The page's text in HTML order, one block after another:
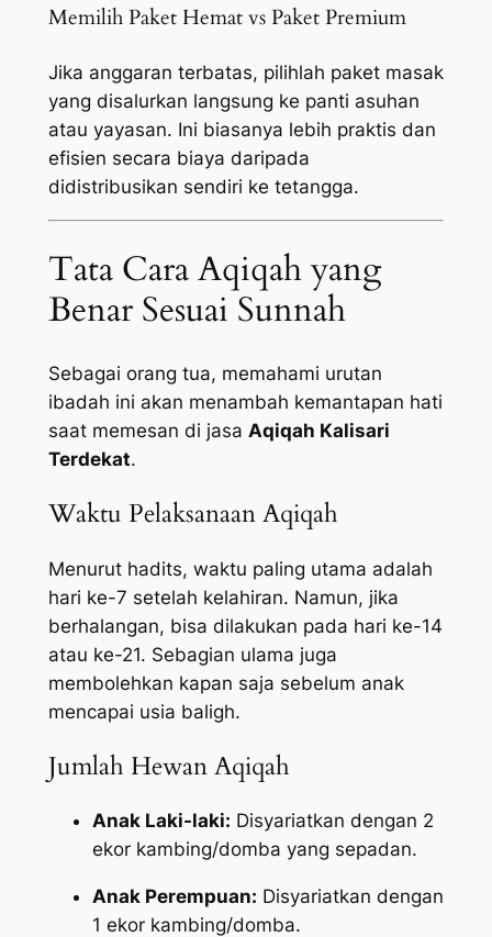
Memilih Paket Hemat vs Paket Premium
Jika anggaran terbatas, pilihlah paket masak
yang disalurkan langsung ke panti asuhan
atau yayasan. Ini biasanya lebih praktis dan
efisien secara biaya daripada
didistribusikan sendiri ke tetangga.
Tata Cara Aqiqah yang
Benar Sesuai Sunnah
Sebagai orang tua, memahami urutan
ibadah ini akan menambah kemantapan hati
saat memesan di jasa Aqiqah Kalisari
Terdekat.
Waktu Pelaksanaan Aqiqah
Menurut hadits, waktu paling utama adalah
hari ke-7 setelah kelahiran. Namun, jika
berhalangan, bisa dilakukan pada hari ke-14
atau ke-21. Sebagian ulama juga
membolehkan kapan saja sebelum anak
mencapai usia baligh.
Jumlah Hewan Aqiqah
Anak Laki-laki: Disyariatkan dengan 2
ekor kambing/domba yang sepadan.
Anak Perempuan: Disyariatkan dengan
1 ekor kambing/domba.